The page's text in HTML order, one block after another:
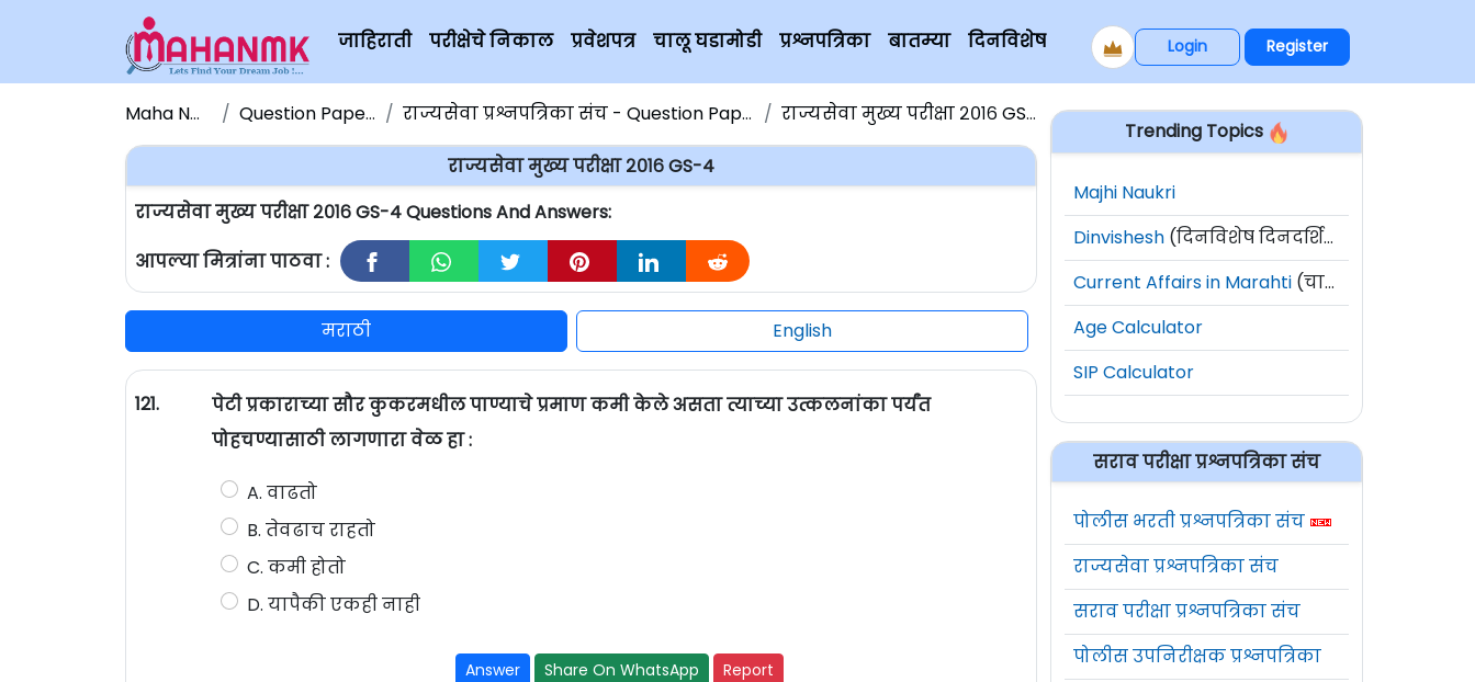
जाहिराती परीक्षेचे निकाल प्रवेशपत्र चालू घडामोडी प्रश्नपत्रिका बातम्या दिनविशेष Login Register
Maha NMK Question Papers राज्यसेवा प्रश्नपत्रिका संच - Question Papers राज्यसेवा मुख्य परीक्षा २०१६ GS-4
राज्यसेवा मुख्य परीक्षा २०१६ GS-4
राज्यसेवा मुख्य परीक्षा २०१६ GS-4 Questions And Answers:
आपल्या मित्रांना पाठवा :
मराठी English
121.
पेटी प्रकाराच्या सौर कुकरमधील पाण्याचे प्रमाण कमी केले असता त्याच्या उत्कलनांका पर्यंत
पोहचण्यासाठी लागणारा वेळ हा :
A. वाढतो
B. तेवढाच राहतो
C. कमी होतो
D. यापैकी एकही नाही
Answer Share On WhatsApp Report
Trending Topics
Majhi Naukri
Dinvishesh (दिनविशेष दिनदर्शिका)
Current Affairs in Marahti (चालू घडामोडी)
Age Calculator
SIP Calculator
सराव परीक्षा प्रश्नपत्रिका संच
पोलीस भरती प्रश्नपत्रिका संच
राज्यसेवा प्रश्नपत्रिका संच
सराव परीक्षा प्रश्नपत्रिका संच
पोलीस उपनिरीक्षक प्रश्नपत्रिका